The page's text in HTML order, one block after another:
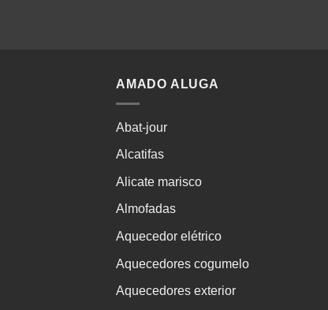
AMADO ALUGA
Abat-jour
Alcatifas
Alicate marisco
Almofadas
Aquecedor elétrico
Aquecedores cogumelo
Aquecedores exterior